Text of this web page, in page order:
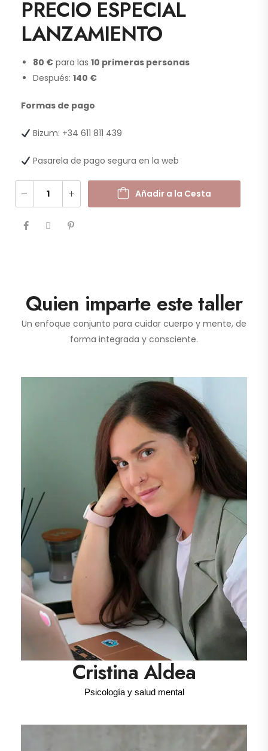
PRECIO ESPECIAL
LANZAMIENTO
80 € para las 10 primeras personas
Después: 140 €
Formas de pago
Bizum: +34 611 811 439
Pasarela de pago segura en la web
Añadir a la Cesta
Quien imparte este taller
Un enfoque conjunto para cuidar cuerpo y mente, de
forma integrada y consciente.
Cristina Aldea
Psicología y salud mental